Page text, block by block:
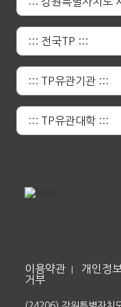
이용약관 개인정
거부